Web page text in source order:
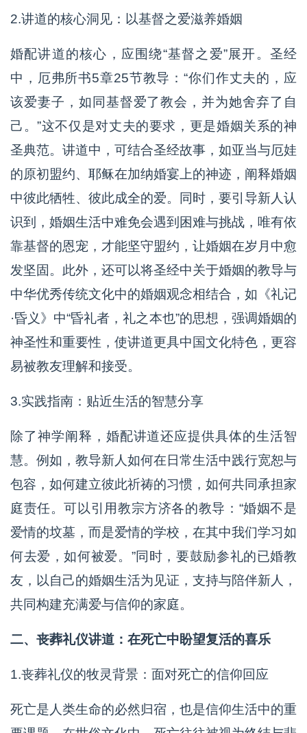
2.讲道的核心洞见：以基督之爱滋养婚姻
婚配讲道的核心，应围绕“基督之爱”展开。圣经
中，厄弗所书5章25节教导：“你们作丈夫的，应
该爱妻子，如同基督爱了教会，并为她舍弃了自
己。”这不仅是对丈夫的要求，更是婚姻关系的神
圣典范。讲道中，可结合圣经故事，如亚当与厄娃
的原初盟约、耶稣在加纳婚宴上的神迹，阐释婚姻
中彼此牺牲、彼此成全的爱。同时，要引导新人认
识到，婚姻生活中难免会遇到困难与挑战，唯有依
靠基督的恩宠，才能坚守盟约，让婚姻在岁月中愈
发坚固。此外，还可以将圣经中关于婚姻的教导与
中华优秀传统文化中的婚姻观念相结合，如《礼记
·昏义》中“昏礼者，礼之本也”的思想，强调婚姻的
神圣性和重要性，使讲道更具中国文化特色，更容
易被教友理解和接受。
3.实践指南：贴近生活的智慧分享
除了神学阐释，婚配讲道还应提供具体的生活智
慧。例如，教导新人如何在日常生活中践行宽恕与
包容，如何建立彼此祈祷的习惯，如何共同承担家
庭责任。可以引用教宗方济各的教导：“婚姻不是
爱情的坟墓，而是爱情的学校，在其中我们学习如
何去爱，如何被爱。”同时，要鼓励参礼的已婚教
友，以自己的婚姻生活为见证，支持与陪伴新人，
共同构建充满爱与信仰的家庭。
二、丧葬礼仪讲道：在死亡中盼望复活的喜乐
1.丧葬礼仪的牧灵背景：面对死亡的信仰回应
死亡是人类生命的必然归宿，也是信仰生活中的重